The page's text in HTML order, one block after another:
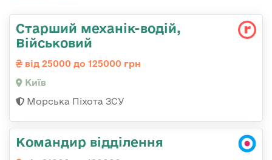
Старший механік-водій,
Військовий
від 25000 до 125000 грн
Київ
Морська Піхота ЗСУ
Командир відділення